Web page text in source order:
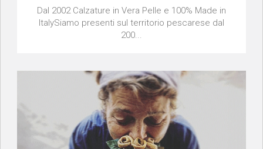
Dal 2002 Calzature in Vera Pelle e 100% Made in
ItalySiamo presenti sul territorio pescarese dal
200...